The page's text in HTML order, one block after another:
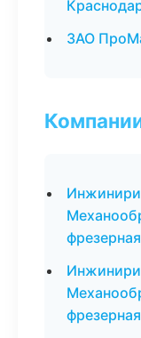
ЗАО
фрезерная
фрезерная